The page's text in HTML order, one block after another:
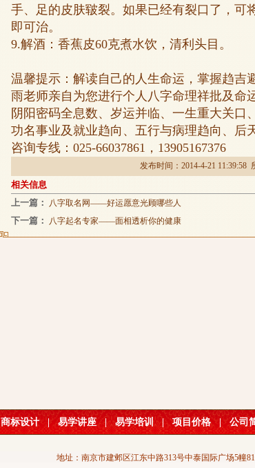
手、足的皮肤皲裂。如果已经有裂口了，可
即可治。
9.解酒：香蕉皮60克煮水饮，清利头目。
温馨提示：解读自己的人生命运，掌握趋吉
雨老师亲自为您进行个人八字命理祥批及命
阴阳密码全息数、岁运并临、一生重大关口
功名事业及就业趋向、五行与病理趋向、后
咨询专线：025-66037861，13905167376
发布时间：2014-4-21 11:39:58
相关信息
上一篇：
八字取名网——好运愿意光顾哪些人
下一篇： 八字起名专家——面相透析你的健康
商标设计 | 易学讲座 | 易学培训 | 项目价格 | 公司
地址：南京市建邺区江东中路313号中泰国际广场5幢